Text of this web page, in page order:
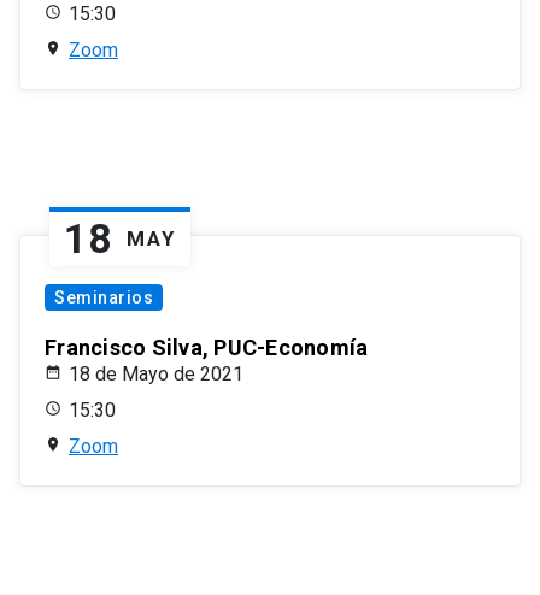
15:30
Zoom
18 MAY
Seminarios
Francisco Silva, PUC-Economía
18 de Mayo de 2021
15:30
Zoom